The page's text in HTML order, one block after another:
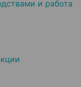
и работа